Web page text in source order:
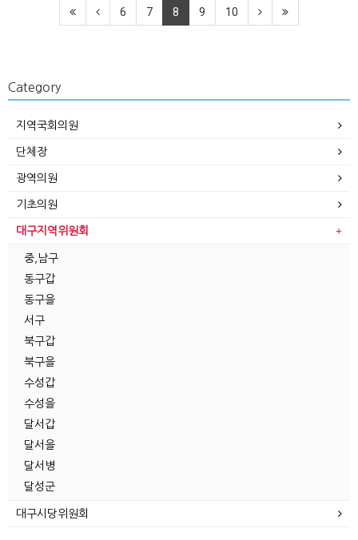
6 7 8 9 10
Category
지역국회의원
단체장
광역의원
기초의원
대구지역위원회
중,남구
동구갑
동구을
서구
북구갑
북구을
수성갑
수성을
달서갑
달서을
달서병
달성군
대구시당위원회